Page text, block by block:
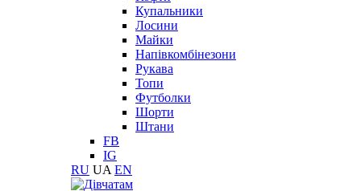
Купальники
Лосини
Майки
Напівкомбінезони
Рукава
Топи
Футболки
Шорти
Штани
FB
IG
RU UA EN